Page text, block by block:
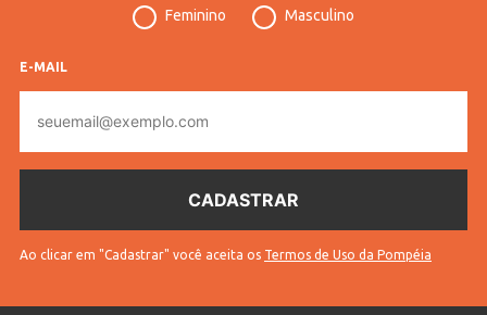
Feminino Masculino
E-MAIL
mail
Ao clicar em "Cadastrar" você aceita os Termos de Uso da Pompéia